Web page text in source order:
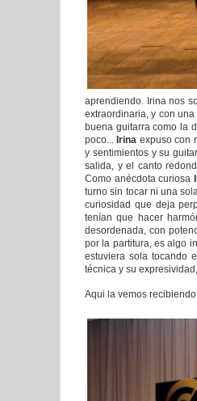
aprendiendo. Irina nos
extraordinaria, y con
buena guitarra como la
poco... Irina expuso con
y sentimientos y su
salida, y el canto
Como anécdota curiosa
turno sin tocar ni una
curiosidad que deja
tenían que hacer
desordenada, con
por la partitura, es algo
estuviera sola tocando
técnica y su
Aqui la vemos